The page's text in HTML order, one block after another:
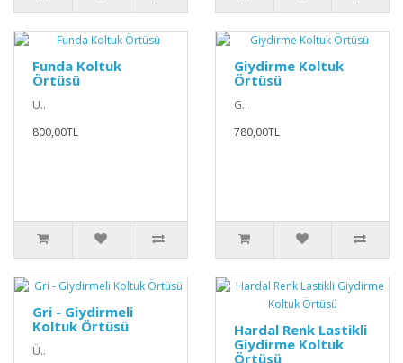
Funda Koltuk
Örtüsü
U..
800,00TL
Giydirme Koltuk
Örtüsü
G..
780,00TL
Gri - Giydirmeli
Koltuk Örtüsü
Ü..
Hardal Renk Lastikli
Giydirme Koltuk
Örtüsü